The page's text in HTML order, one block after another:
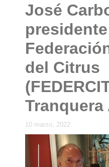
José
del Citrus
10 marzo, 2022